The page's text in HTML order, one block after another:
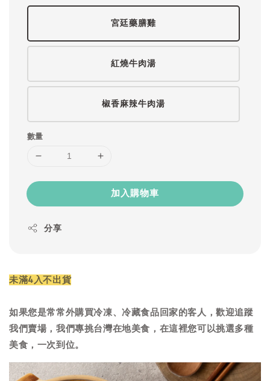
宮廷藥膳雞
紅燒牛肉湯
椒香麻辣牛肉湯
數量
加入購物車
分享
未滿4入不出貨
如果您是常常外購買冷凍、冷藏食品回家的客人，歡迎追蹤
我們賣場，我們專挑台灣在地美食，在這裡您可以挑選多種
美食，一次到位。